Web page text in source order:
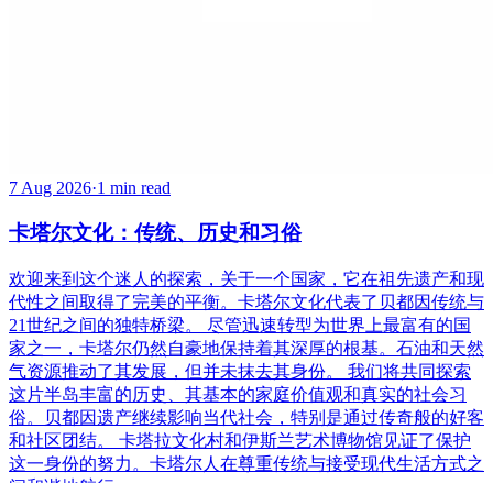
7 Aug 2026·1 min read
卡塔尔文化：传统、历史和习俗
欢迎来到这个迷人的探索，关于一个国家，它在祖先遗产和现
代性之间取得了完美的平衡。卡塔尔文化代表了贝都因传统与
21世纪之间的独特桥梁。 尽管迅速转型为世界上最富有的国
家之一，卡塔尔仍然自豪地保持着其深厚的根基。石油和天然
气资源推动了其发展，但并未抹去其身份。 我们将共同探索
这片半岛丰富的历史、其基本的家庭价值观和真实的社会习
俗。贝都因遗产继续影响当代社会，特别是通过传奇般的好客
和社区团结。 卡塔拉文化村和伊斯兰艺术博物馆见证了保护
这一身份的努力。卡塔尔人在尊重传统与接受现代生活方式之